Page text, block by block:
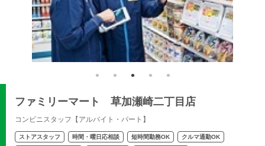
ファミリーマート 草加瀬崎二丁目店
コンビニスタッフ【アルバイト・パート】
ストアスタッフ 時間・曜日応相談 短時間勤務OK クルマ通勤OK